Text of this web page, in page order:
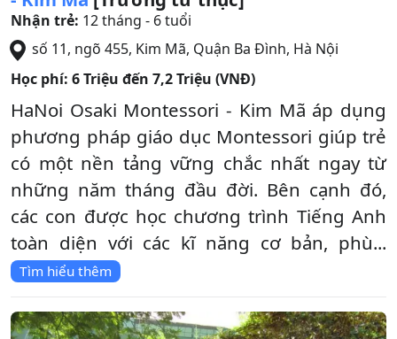
Nhận trẻ: 12 tháng - 6 tuổi
số 11, ngõ 455, Kim Mã, Quận Ba Đình, Hà Nội
Học phí: 6 Triệu đến 7,2 Triệu (VNĐ)
HaNoi Osaki Montessori - Kim Mã áp dụng
phương pháp giáo dục Montessori giúp trẻ
có một nền tảng vững chắc nhất ngay từ
những năm tháng đầu đời. Bên cạnh đó,
các con được học chương trình Tiếng Anh
toàn diện với các kĩ năng cơ bản, phù...
Tìm hiểu thêm